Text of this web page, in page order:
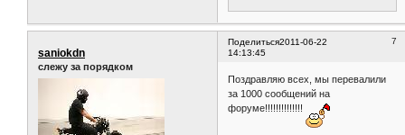
Поделиться 7
2011-06-22
14:13:45
saniokdn
слежу за порядком
Поздравляю всех, мы перевалили
за 1000 сообщений на
форуме!!!!!!!!!!!!!!